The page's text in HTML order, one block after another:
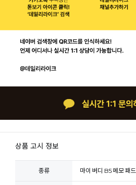
상품 고시 정보
종류 마이 버디 B5 메모 패드